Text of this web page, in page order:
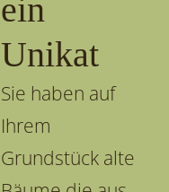
ein
Unikat
Sie haben auf
Ihrem
Grundstück alte